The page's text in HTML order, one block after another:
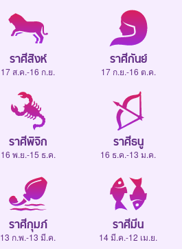
ราศีสิงห์
17 ส.ค.-16 ก.ย.
ราศีกันย์
17 ก.ย.-16 ต.ค.
ราศีพิจิก
16 พ.ย.-15 ธ.ค.
ราศีธนู
16 ธ.ค.-13 ม.ค.
ราศีกุมภ์
13 ก.พ.-13 มี.ค.
ราศีมีน
14 มี.ค.-12 เม.ย.